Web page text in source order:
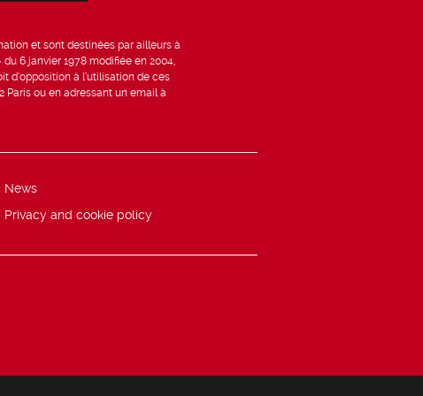
et sont destinées par ailleurs à
6 janvier 1978 modifiée en 2004,
d’opposition à l’utilisation de ces
Paris ou en adressant un email à
News
Privacy and cookie policy